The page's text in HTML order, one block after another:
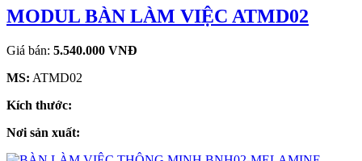
MODUL BÀN LÀM VIỆC ATMD02
Giá bán: 5.540.000 VNĐ
MS: ATMD02
Kích thước:
Nơi sản xuất: